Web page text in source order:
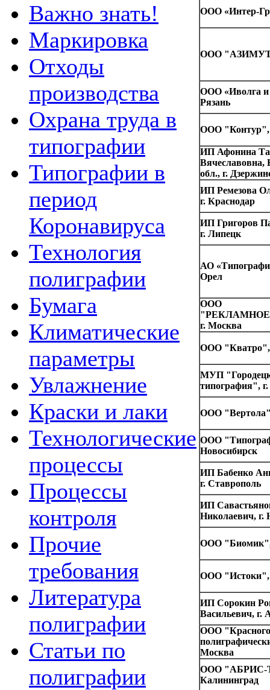
Важно знать!
Маркировка
Отходы
производства
Охрана труда в
типографии
Типографии в
период
Коронавируса
Технология
полиграфии
Бумага
Климатические
параметры
Увлажнение
Краски и лаки
Технологические
процессы
Процессы
контроля
Прочие
требования
Литература
полиграфии
Статьи по
полиграфии
ООО «Интер-
ООО
ООО «Иволга и
Рязань
ООО "Контур",
ИП Афонина
Вячеславовна,
обл., г.
ИП Ремезова
г. Краснодар
ИП Григоров
г. Липецк
АО
Орел
ООО
г. Москва
ООО "Кватро",
МУП
типография", г.
ООО
ООО
Новосибирск
ИП Бабенко
г. Ставрополь
ИП
Николаевич, г.
ООО "Биомик",
ООО "Истоки",
ИП Сорокин
Васильевич, г.
ООО
Москва
ООО "АБРИС-
Калининград